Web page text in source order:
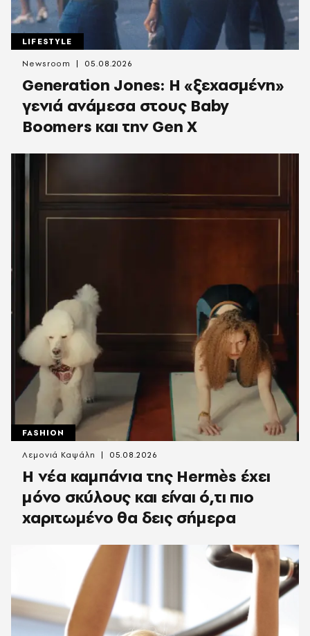
LIFESTYLE
Generation Jones: Η «ξεχασμένη»
γενιά ανάμεσα στους Baby
Boomers και την Gen X
Newsroom 05.08.2026
FASHION
Η νέα καμπάνια της Hermès έχει
μόνο σκύλους και είναι ό,τι πιο
χαριτωμένο θα δεις σήμερα
Λεμονιά Καψάλη 05.08.2026